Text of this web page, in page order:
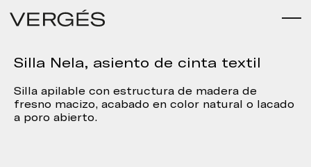
Silla Nela, asiento de cinta textil
Silla apilable con estructura de madera de
fresno macizo, acabado en color natural o lacado
a poro abierto.